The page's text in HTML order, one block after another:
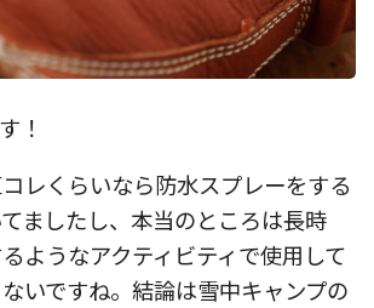
！
レくらいなら防水スプレーをする
ましたし、本当のところは長時
ようなアクティビティで使用して
いですね。結論は雪中キャンプの